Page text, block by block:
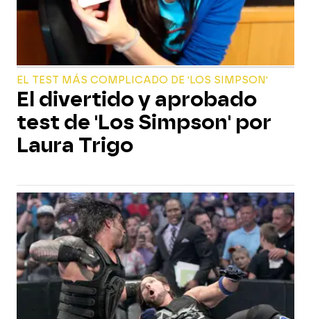
EL TEST MÁS COMPLICADO DE 'LOS SIMPSON'
El divertido y aprobado
test de 'Los Simpson' por
Laura Trigo